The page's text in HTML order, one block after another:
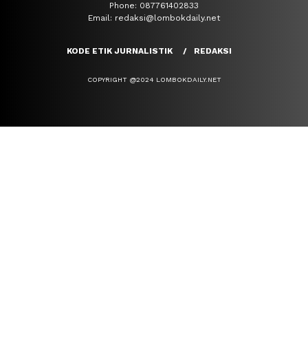
Phone: 087761402833
Email: redaksi@lombokdaily.net
KODE ETIK JURNALISTIK REDAKSI
COPYRIGHT @2024 LOMBOKDAILY.NET